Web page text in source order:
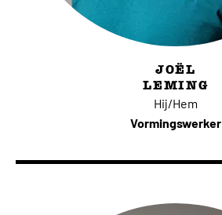
JOËL
LEMING
Hij/Hem
Vormingswerker